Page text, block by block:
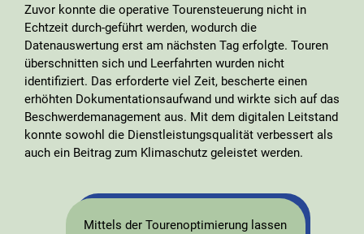
Zuvor konnte die operative Tourensteuerung nicht in
Echtzeit durch-geführt werden, wodurch die
Datenauswertung erst am nächsten Tag erfolgte. Touren
überschnitten sich und Leerfahrten wurden nicht
identifiziert. Das erforderte viel Zeit, bescherte einen
erhöhten Dokumentationsaufwand und wirkte sich auf das
Beschwerdemanagement aus. Mit dem digitalen Leitstand
konnte sowohl die Dienstleistungsqualität verbessert als
auch ein Beitrag zum Klimaschutz geleistet werden.
Mittels der Tourenoptimierung lassen